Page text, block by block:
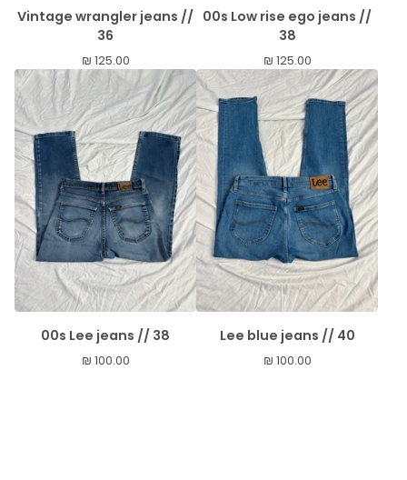
Vintage wrangler jeans //
36
₪ 125.00
00s Low rise ego jeans //
38
₪ 125.00
00s Lee jeans // 38
₪ 100.00
Lee blue jeans // 40
₪ 100.00